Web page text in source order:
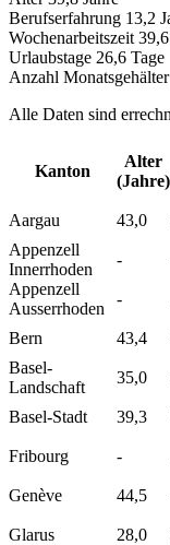
Berufserfahrung 13,2
Wochenarbeitszeit
Urlaubstage 26,6 Tage
Anzahl Monatsgehälter
Alle Daten sind
Kanton
Alter
(Jahre)
Aargau 43,0
Appenzell
Innerrhoden
-
Appenzell
Ausserrhoden
-
Bern
43,4
Basel-
Landschaft
35,0
Basel-Stadt
39,3
Fribourg
-
Genève
44,5
Glarus
28,0